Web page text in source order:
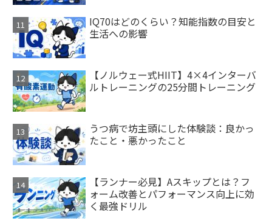
IQ70はどのくらい？知能指数の目安と
生活への影響
【ノルウェー式HIIT】4×4インターバ
ルトレーニングの25分間トレーニング
うつ病で坊主頭にした体験談：良かっ
たこと・悪かったこと
【ランナー必見】Aスキップとは？フ
ォーム改善とパフォーマンス向上に効
く最強ドリル